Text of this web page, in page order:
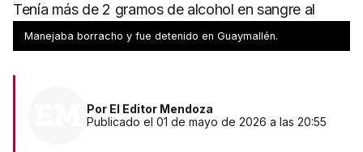
Tenía más de 2 gramos de alcohol en sangre al
momento de la detención
Manejaba borracho y fue detenido en Guaymallén.
Por El Editor Mendoza
Publicado el 01 de mayo de 2026 a las 20:55